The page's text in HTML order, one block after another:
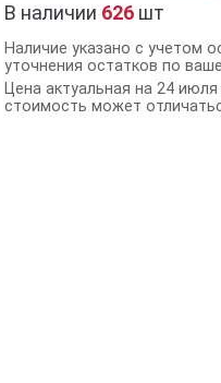
В наличии 626 шт
Наличие указано с учетом
уточнения остатков по
Цена актуальная на 24
стоимость может